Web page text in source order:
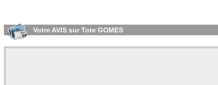
Votre AVIS sur Tote GOMES